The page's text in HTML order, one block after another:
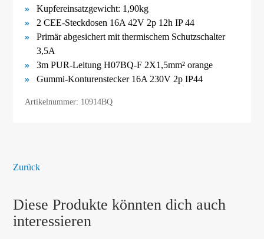
Kupfereinsatzgewicht: 1,90kg
2 CEE-Steckdosen 16A 42V 2p 12h IP 44
Primär abgesichert mit thermischem Schutzschalter
3,5A
3m PUR-Leitung H07BQ-F 2X1,5mm² orange
Gummi-Konturenstecker 16A 230V 2p IP44
Artikelnummer: 10914BQ
Zurück
Diese Produkte könnten dich auch
interessieren